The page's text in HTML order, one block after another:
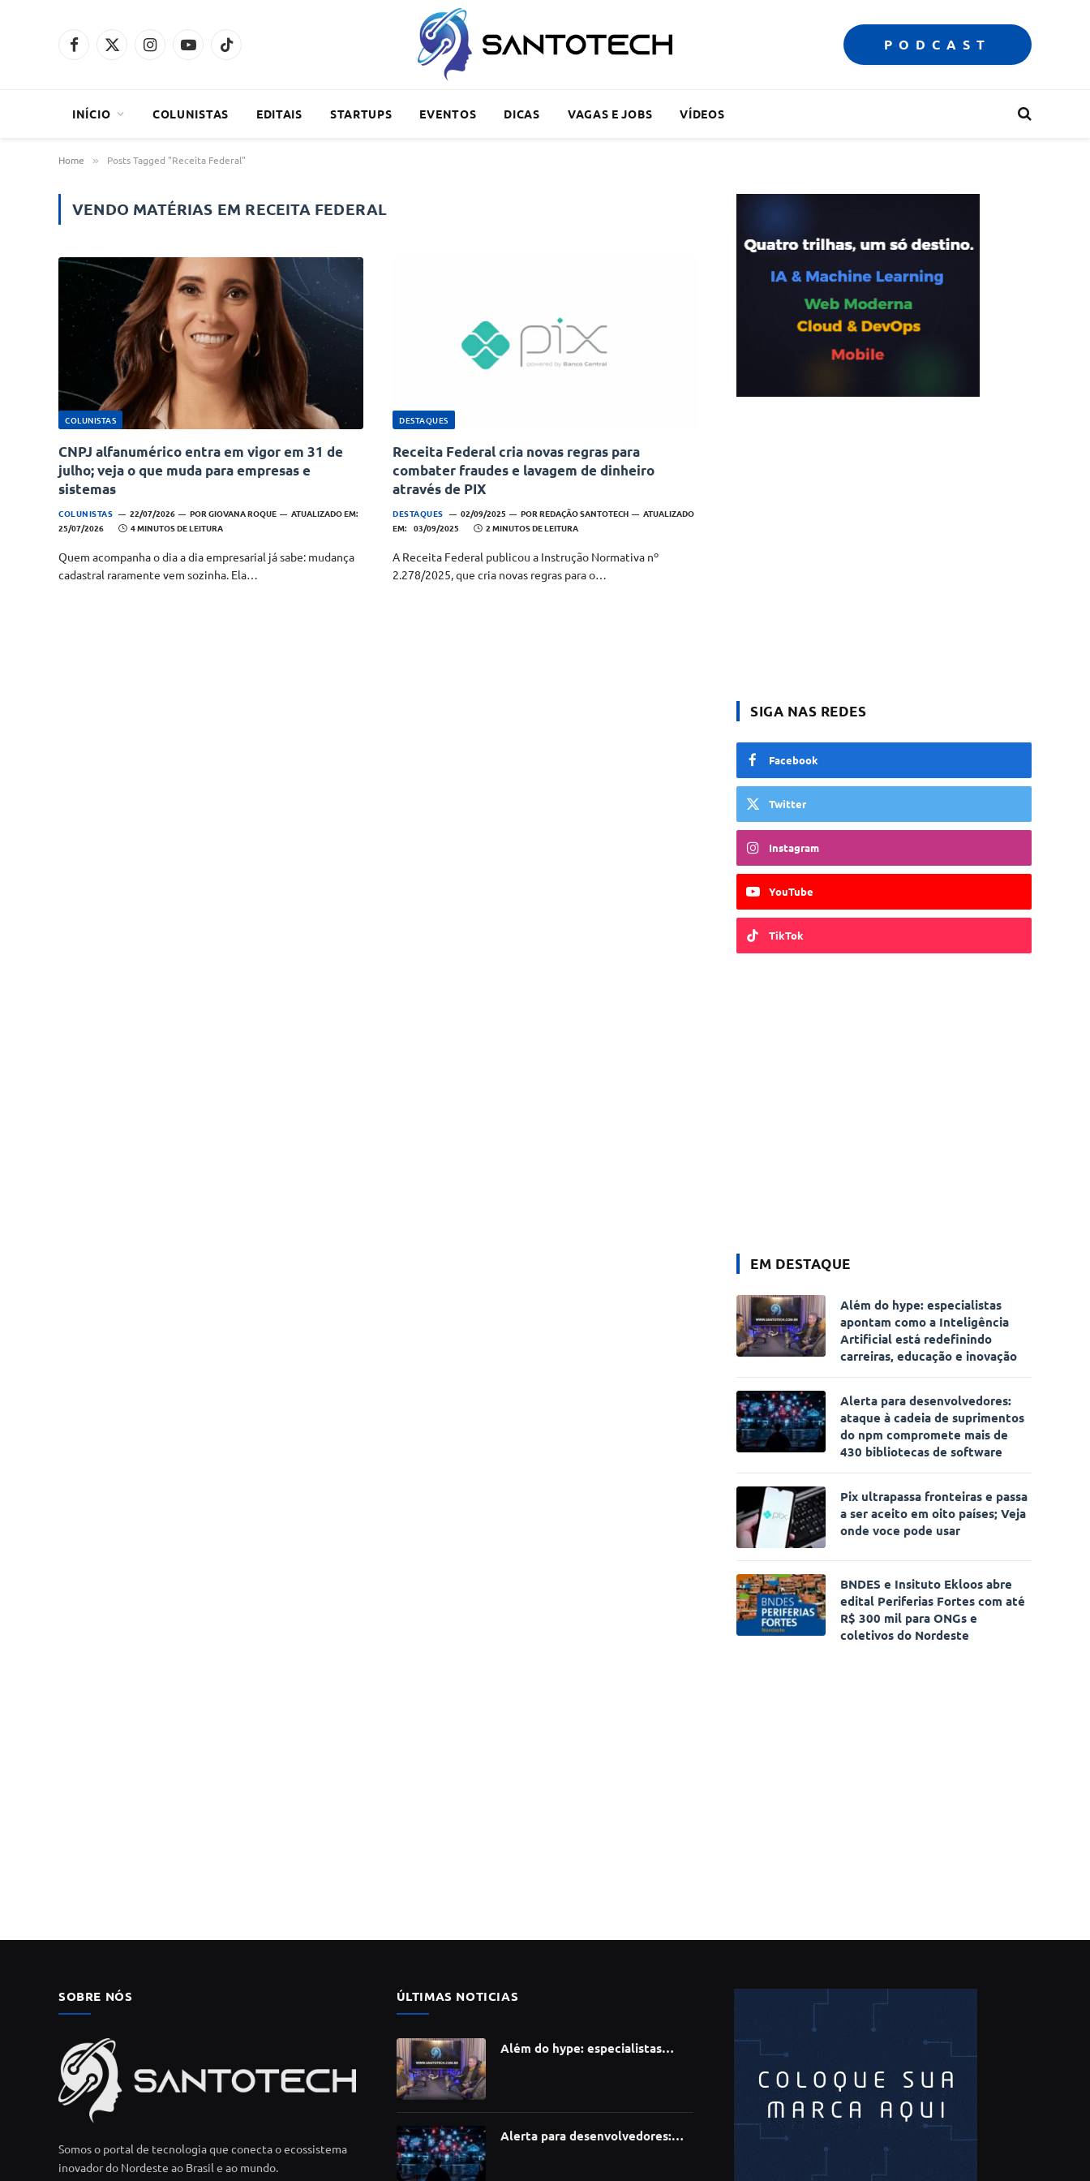
Facebook
X
InstagramYouTubeTikTok PODCAST
INÍCIO COLUNISTAS EDITAIS STARTUPS EVENTOS DICAS VAGAS E JOBS VÍDEOS
Home » Posts Tagged "Receita Federal"
VENDO MATÉRIAS EM RECEITA FEDERAL
COLUNISTAS
CNPJ alfanumérico entra em vigor em 31 de
julho; veja o que muda para empresas e
sistemas
COLUNISTAS 22/07/2026 POR GIOVANA ROQUE
ATUALIZADO EM:
25/07/2026
4 MINUTOS DE LEITURA
Quem acompanha o dia a dia empresarial já sabe: mudança
cadastral raramente vem sozinha. Ela…
DESTAQUES
Receita Federal cria novas regras para
combater fraudes e lavagem de dinheiro
através de PIX
DESTAQUES 02/09/2025 POR REDAÇÃO SANTOTECH
ATUALIZADO
EM: 03/09/2025 2 MINUTOS DE LEITURA
A Receita Federal publicou a Instrução Normativa nº
2.278/2025, que cria novas regras para o…
SIGA NAS REDES
Facebook
Twitter
Instagram
YouTube
TikTok
EM DESTAQUE
Além do hype: especialistas
apontam como a Inteligência
Artificial está redefinindo
carreiras, educação e inovação
Alerta para desenvolvedores:
ataque à cadeia de suprimentos
do npm compromete mais de
430 bibliotecas de software
Pix ultrapassa fronteiras e passa
a ser aceito em oito países; Veja
onde voce pode usar
BNDES e Insituto Ekloos abre
edital Periferias Fortes com até
R$ 300 mil para ONGs e
coletivos do Nordeste
SOBRE NÓS
Somos o portal de tecnologia que conecta o ecossistema
inovador do Nordeste ao Brasil e ao mundo.
ÚLTIMAS NOTICIAS
Além do hype: especialistas
Alerta para desenvolvedores: